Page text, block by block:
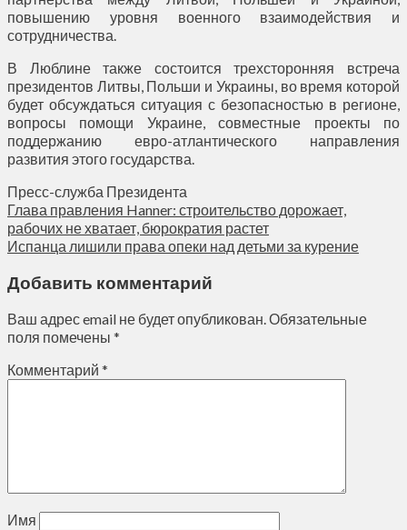
повышению уровня военного взаимодействия и
сотрудничества.
В Люблине также состоится трехсторонняя встреча
президентов Литвы, Польши и Украины, во время которой
будет обсуждаться ситуация с безопасностью в регионе,
вопросы помощи Украине, совместные проекты по
поддержанию евро-атлантического направления
развития этого государства.
Пресс-служба Президента
Глава правления Hanner: строительство дорожает,
рабочих не хватает, бюрократия растет
Испанца лишили права опеки над детьми за курение
Добавить комментарий
Ваш адрес email не будет опубликован.Обязательные
поля помечены *
Комментарий *
Имя